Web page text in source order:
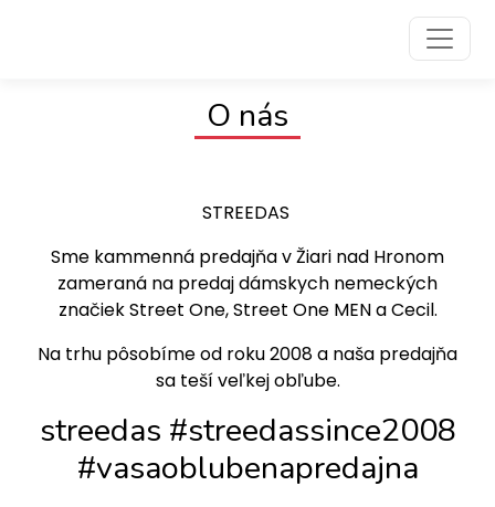
O nás
STREEDAS
Sme kammenná predajňa v Žiari nad Hronom
zameraná na predaj dámskych nemeckých
značiek Street One, Street One MEN a Cecil.
Na trhu pôsobíme od roku 2008 a naša predajňa
sa teší veľkej obľube.
streedas #streedassince2008
#vasaoblubenapredajna